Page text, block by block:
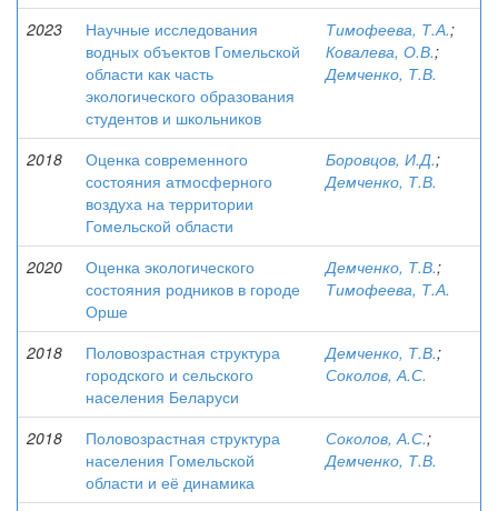
2023
Научные исследования
водных объектов Гомельской
области как часть
экологического образования
студентов и школьников
Тимофеева, Т.А.;
Ковалева, О.В.;
Демченко, Т.В.
2018
Оценка современного
состояния атмосферного
воздуха на территории
Гомельской области
Боровцов, И.Д.;
Демченко, Т.В.
2020
Оценка экологического
состояния родников в городе
Орше
Демченко, Т.В.;
Тимофеева, Т.А.
2018
Половозрастная структура
городского и сельского
населения Беларуси
Демченко, Т.В.;
Соколов, А.С.
2018
Половозрастная структура
населения Гомельской
области и её динамика
Соколов, А.С.;
Демченко, Т.В.